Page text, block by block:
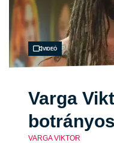
Videó
Varga
VARGA VIKTOR